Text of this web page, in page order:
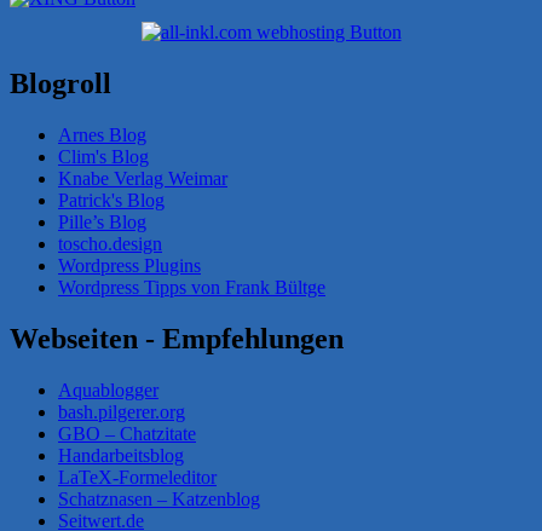
Blogroll
Arnes Blog
Clim's Blog
Knabe Verlag Weimar
Patrick's Blog
Pille’s Blog
toscho.design
Wordpress Plugins
Wordpress Tipps von Frank Bültge
Webseiten - Empfehlungen
Aquablogger
bash.pilgerer.org
GBO – Chatzitate
Handarbeitsblog
LaTeX-Formeleditor
Schatznasen – Katzenblog
Seitwert.de